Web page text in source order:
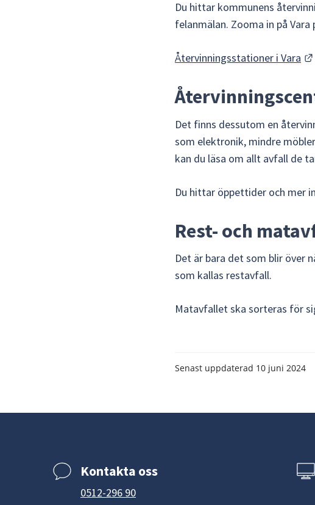
Du hittar kommunens
felanmälan. Zooma in på Vara
Återvinningsstationer i Vara
Det finns dessutom en
som elektronik, mindre
kan du läsa om allt avfall de
Du hittar öppettider och mer
Rest- och
Det är bara det som blir över
som kallas restavfall.
Matavfallet ska sorteras för
Senast uppdaterad 10 juni 2024
Kontakta oss
0512-296 90